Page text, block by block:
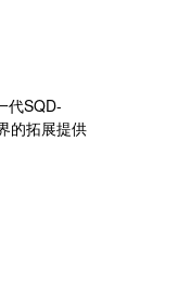
代SQD-
的拓展提供